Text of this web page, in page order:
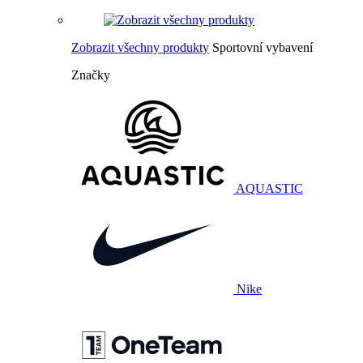
Zobrazit všechny produkty Sportovní vybavení
Značky
AQUASTIC
Nike